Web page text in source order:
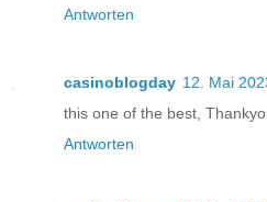
Antworten
casinoblogday 12. Mai
this one of the best,
Antworten